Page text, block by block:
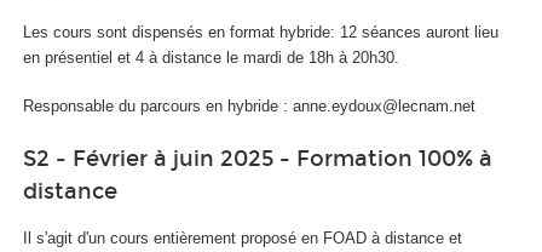
Les cours sont dispensés en format hybride: 12 séances auront lieu
en présentiel et 4 à distance le mardi de 18h à 20h30.
Responsable du parcours en hybride : anne.eydoux@lecnam.net
S2 - Février à juin 2025 - Formation 100% à
distance
Il s'agit d'un cours entièrement proposé en FOAD à distance et